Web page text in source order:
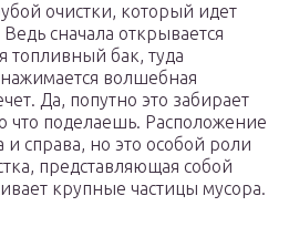
очистки, который идет
сначала открывается
топливный бак, туда
нажимается волшебная
Да, попутно это забирает
что поделаешь. Расположение
и справа, но это особой роли
представляющая собой
крупные частицы мусора.